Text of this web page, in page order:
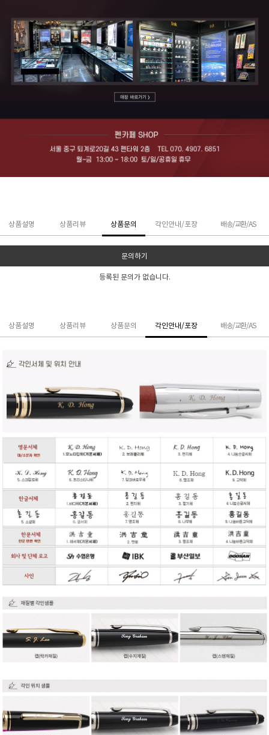
상품설명 상품리뷰 상품문의 각인안내/포장 배송/교환/AS
문의하기
등록된 문의가 없습니다.
상품설명 상품리뷰 상품문의 각인안내/포장 배송/교환/AS